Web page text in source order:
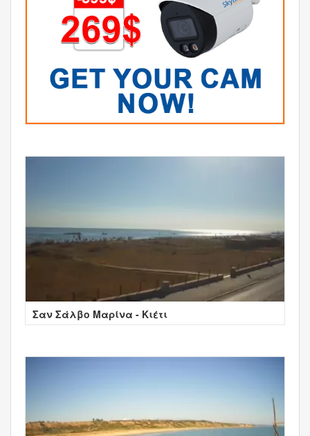
Σαν Σάλβο Μαρίνα - Κιέτι